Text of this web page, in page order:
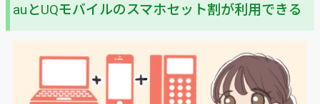
auとUQモバイルのスマホセット割が利用できる